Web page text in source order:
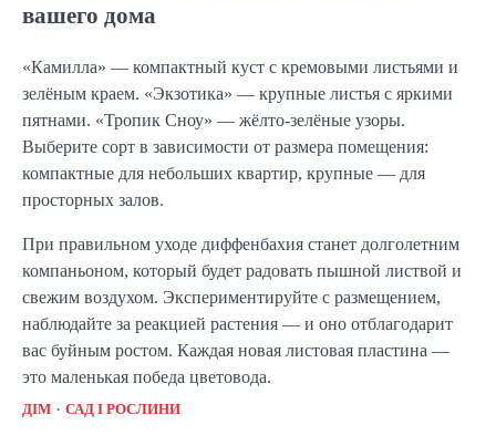
вашего дома
«Камилла» — компактный куст с кремовыми листьями и
зелёным краем. «Экзотика» — крупные листья с яркими
пятнами. «Тропик Сноу» — жёлто-зелёные узоры.
Выберите сорт в зависимости от размера помещения:
компактные для небольших квартир, крупные — для
просторных залов.
При правильном уходе диффенбахия станет долголетним
компаньоном, который будет радовать пышной листвой и
свежим воздухом. Экспериментируйте с размещением,
наблюдайте за реакцией растения — и оно отблагодарит
вас буйным ростом. Каждая новая листовая пластина —
это маленькая победа цветовода.
ДІМ САД І РОСЛИНИ